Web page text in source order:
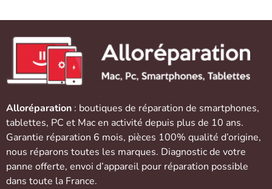
Alloréparation : boutiques de réparation de smartphones,
tablettes, PC et Macen activité depuis plus de 10 ans.
Garantie réparation 6 mois, pièces 100% qualité d’origine,
nous réparons toutes les marques. Diagnostic de votre
panne offerte, envoi d’appareil pour réparation possible
dans toute la France.